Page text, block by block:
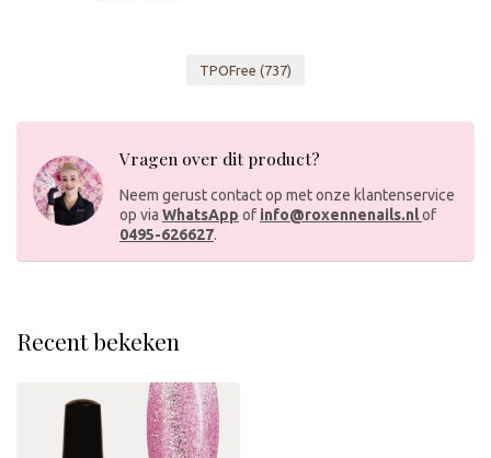
TPOFree (737)
Vragen over dit product?
Neem gerust contact op met onze klantenservice
op via WhatsApp of info@roxennenails.nlof
0495-626627.
Recent bekeken